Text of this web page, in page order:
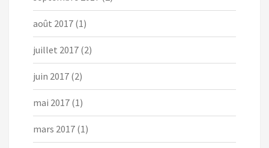
août 2017 (1)
juillet 2017 (2)
juin 2017 (2)
mai 2017 (1)
mars 2017 (1)